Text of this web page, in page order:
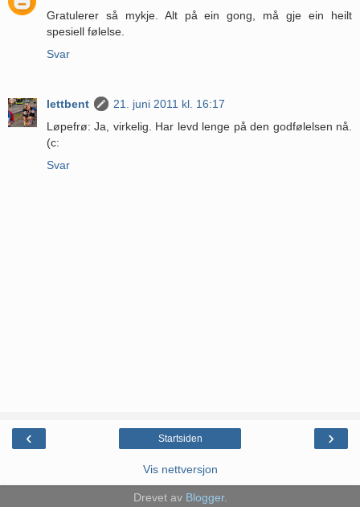
Gratulerer så mykje. Alt på ein gong, må gje ein heilt
spesiell følelse.
Svar
lettbent
21. juni 2011 kl. 16:17
Løpefrø: Ja, virkelig. Har levd lenge på den godfølelsen nå.
(c:
Svar
‹ ›
Startsiden
Vis nettversjon
Drevet av Blogger.